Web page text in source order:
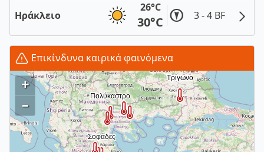
Ηράκλειο
26°C
30°C 3 - 4 BF
Επικίνδυνα καιρικά φαινόμενα
+
–